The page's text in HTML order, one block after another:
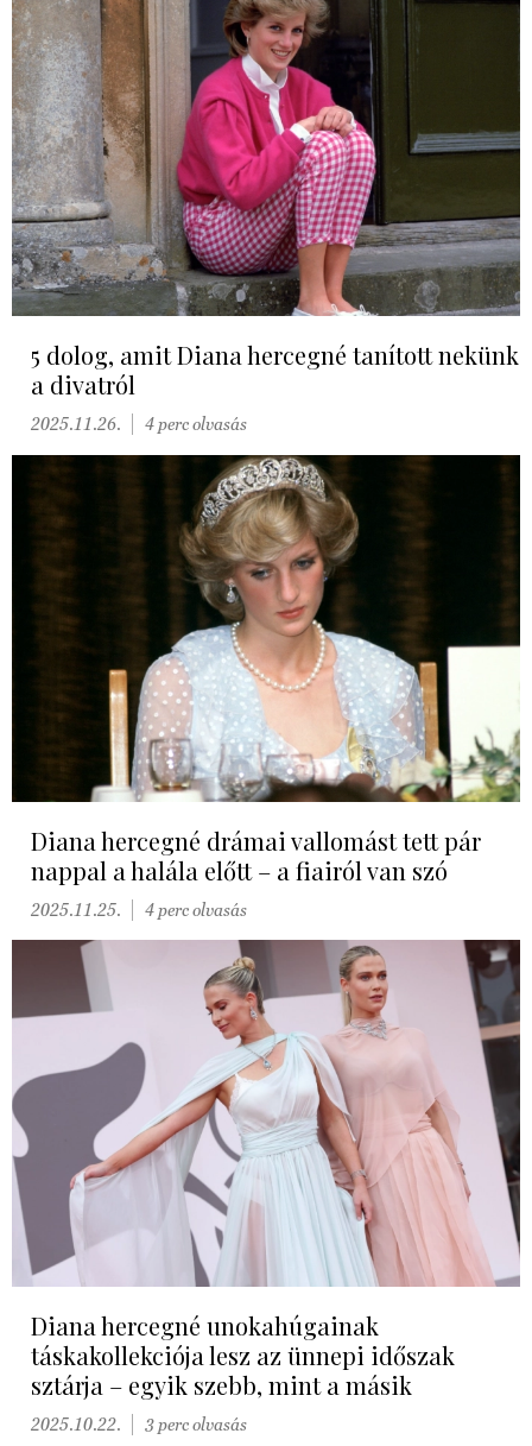
5 dolog, amit Diana hercegné tanított nekünk
a divatról
2025.11.26. 4 perc olvasás
Diana hercegné drámai vallomást tett pár
nappal a halála előtt – a fiairól van szó
2025.11.25. 4 perc olvasás
Diana hercegné unokahúgainak
táskakollekciója lesz az ünnepi időszak
sztárja – egyik szebb, mint a másik
2025.10.22. 3 perc olvasás